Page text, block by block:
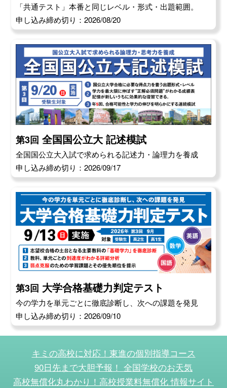
「共通テスト」本番と同じレベル・形式・出題範囲。
申し込み締め切り：2026/08/20
第3回 全国国公立大 記述模試
全国国公立大入試で求められる記述力・論理力を養成
申し込み締め切り：2026/09/17
第3回 大学合格基礎力判定テスト
今の学力を単元ごとに徹底診断し、次への課題を発見
申し込み締め切り：2026/09/10
キミの高校に対応！東進の個別指導コース
90日先まで大胆予報！ 全国学校のお天気
高校無償化丸わかり！高校授業料無償化 情報サイト